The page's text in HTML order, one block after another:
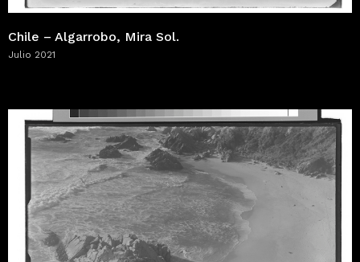
Chile – Algarrobo, Mira Sol.
Julio 2021